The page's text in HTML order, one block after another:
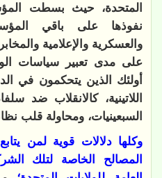
المتحدة، حيث بسطت
نفوذها على باقي
والعسكرية والإعلامية
على مدى تعبير سياسات
أولئك الذين يتحكمون في
اللاتينية، كالانقلاب ضد
السبعينيات، ومحاولة قلب
وكلها دلالات قوية لمن
المصالح الخاصة لتلك